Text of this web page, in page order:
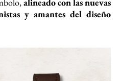
y amantes del diseño